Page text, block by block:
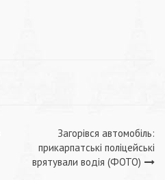
Загорівся автомобіль:
прикарпатські поліцейські
врятували водія (ФОТО)